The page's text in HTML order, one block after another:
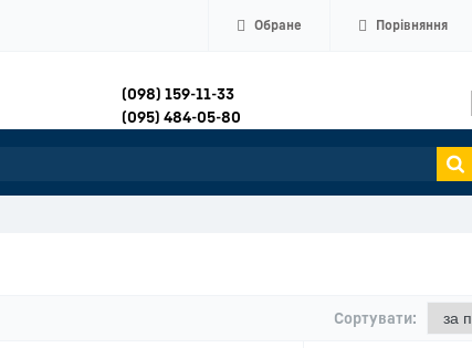
Обране Порівняння
(098) 159-11-33
(095) 484-05-80
Сортувати: